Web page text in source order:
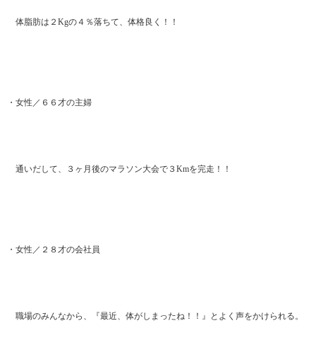
体脂肪は２Kgの４％落ちて、体格良く！！
・女性／６６才の主婦
通いだして、３ヶ月後のマラソン大会で３Kmを完走！！
・女性／２８才の会社員
職場のみんなから、『最近、体がしまったね！！』とよく声をかけられる。